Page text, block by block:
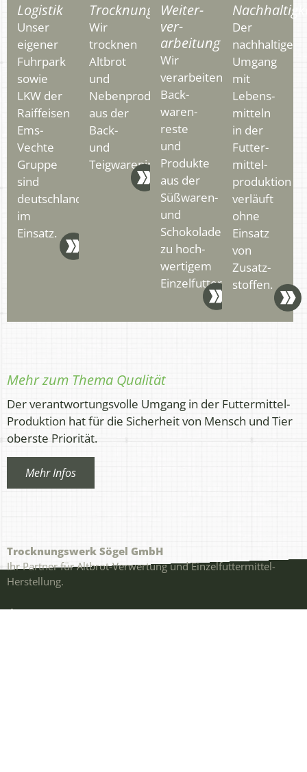
Logistik
Unser
eigener
Fuhrpark
sowie
LKW der
Raiffeisen
Ems-
Vechte
Gruppe
sind
deutschlandweit
im
Einsatz.
Trocknung
Wir
trocknen
Altbrot
und
Nebenprodukte
aus der
Back-
und
Teigwarenindustrie.
Weiter­
ver­
arbeitung
Wir
verarbeiten
Back­
waren­
reste
und
Produkte
aus der
Süßwaren-
und
Schokoladenindustrie
zu hoch­
wertigem
Einzelfutter.
Der
nachhaltige
Umgang
mit
Lebens­
mitteln
in der
Futter­
mittel­
produktion
verläuft
ohne
Einsatz
von
Zusatz­
stoffen.
Mehr zum Thema Qualität
Der verantwortungsvolle Umgang in der Futtermittel-
Produktion hat für die Sicherheit von Mensch und Tier
oberste Priorität.
Mehr Infos
Trocknungswerk Sögel GmbH
Ihr Partner für Altbrot-Verwertung und Einzelfuttermittel-
Herstellung.
Ihr Weg zu uns